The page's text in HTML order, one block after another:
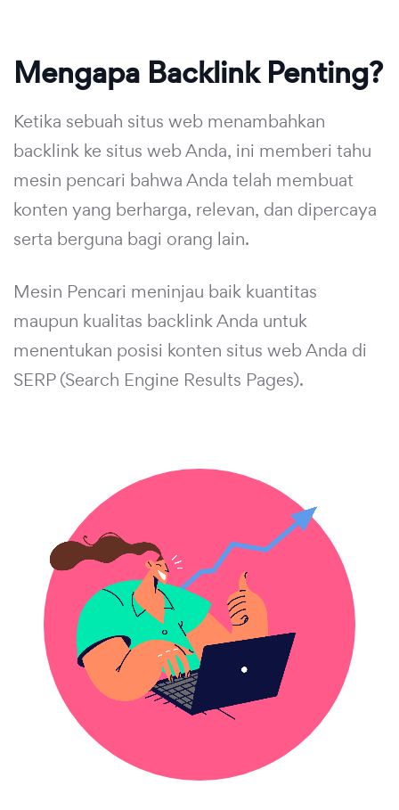
Mengapa Backlink Penting?
Ketika sebuah situs web menambahkan
backlink ke situs web Anda, ini memberi tahu
mesin pencari bahwa Anda telah membuat
konten yang berharga, relevan, dan dipercaya
serta berguna bagi orang lain.
Mesin Pencari meninjau baik kuantitas
maupun kualitas backlink Anda untuk
menentukan posisi konten situs web Anda di
SERP (Search Engine Results Pages).